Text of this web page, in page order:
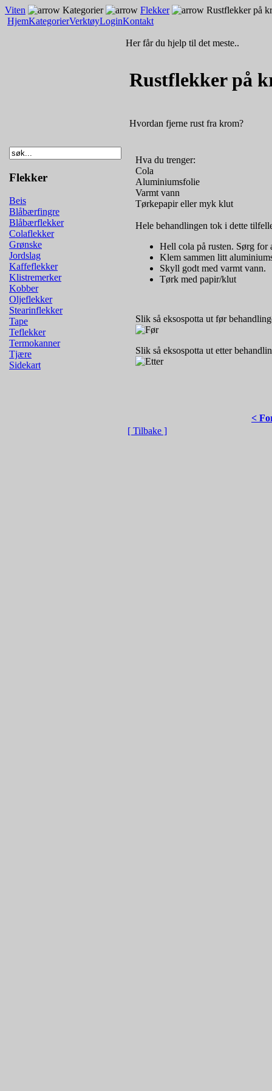
Viten Kategorier Flekker
Rustflekker på
HjemKategorierVerktøyLoginKontakt
Flekker
Beis
Blåbærfingre
Blåbærflekker
Colaflekker
Grønske
Jordslag
Kaffeflekker
Klistremerker
Kobber
Oljeflekker
Stearinflekker
Tape
Teflekker
Termokanner
Tjære
Sidekart
Her får du hjelp til det meste..
Rustflekker på
Hvordan fjerne rust fra krom?
Hva du trenger:
Cola
Aluminiumsfolie
Varmt vann
Tørkepapir eller myk klut
Hele behandlingen tok i dette
Hell cola på rusten. Sørg for
Klem sammen litt
Skyll godt med varmt vann.
Tørk med papir/klut
Slik så eksospotta ut før
Slik så eksospotta ut etter
<
[ Tilbake ]